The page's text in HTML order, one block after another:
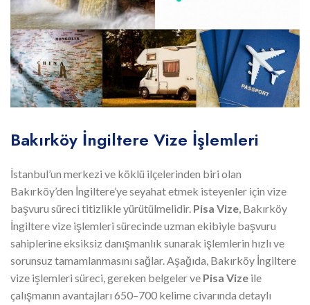
Bakırköy İngiltere Vize İşlemleri
İstanbul’un merkezi ve köklü ilçelerinden biri olan
Bakırköy’den İngiltere’ye seyahat etmek isteyenler için vize
başvuru süreci titizlikle yürütülmelidir. Pisa Vize, Bakırköy
İngiltere vize işlemleri sürecinde uzman ekibiyle başvuru
sahiplerine eksiksiz danışmanlık sunarak işlemlerin hızlı ve
sorunsuz tamamlanmasını sağlar. Aşağıda, Bakırköy İngiltere
vize işlemleri süreci, gereken belgeler ve Pisa Vize ile
çalışmanın avantajları 650–700 kelime civarında detaylı